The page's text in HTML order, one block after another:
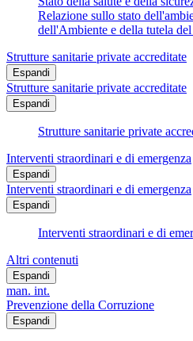
Relazione sullo stato
dell'Ambiente e della tutela
Strutture sanitarie private accreditate
Espandi
Strutture sanitarie private accreditate
Espandi
Strutture sanitarie private
Interventi straordinari e di emergenza
Espandi
Interventi straordinari e di emergenza
Espandi
Interventi straordinari e di
Altri contenuti
Espandi
man. int.
Prevenzione della Corruzione
Espandi